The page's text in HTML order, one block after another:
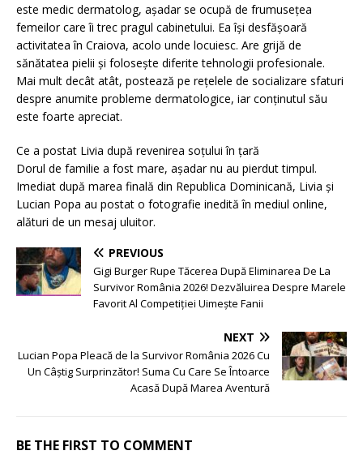
este medic dermatolog, așadar se ocupă de frumusețea
femeilor care îi trec pragul cabinetului. Ea își desfășoară
activitatea în Craiova, acolo unde locuiesc. Are grijă de
sănătatea pielii și folosește diferite tehnologii profesionale.
Mai mult decât atât, postează pe rețelele de socializare sfaturi
despre anumite probleme dermatologice, iar conținutul său
este foarte apreciat.
Ce a postat Livia după revenirea soțului în țară
Dorul de familie a fost mare, așadar nu au pierdut timpul.
Imediat după marea finală din Republica Dominicană, Livia și
Lucian Popa au postat o fotografie inedită în mediul online,
alături de un mesaj uluitor.
PREVIOUS
Gigi Burger Rupe Tăcerea După Eliminarea De La
Survivor România 2026! Dezvăluirea Despre Marele
Favorit Al Competiției Uimește Fanii
NEXT
Lucian Popa Pleacă de la Survivor România 2026 Cu
Un Câștig Surprinzător! Suma Cu Care Se Întoarce
Acasă După Marea Aventură
BE THE FIRST TO COMMENT